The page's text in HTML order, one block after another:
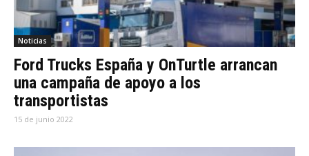
Noticias
Ford Trucks España y OnTurtle arrancan
una campaña de apoyo a los
transportistas
15 de junio 2022